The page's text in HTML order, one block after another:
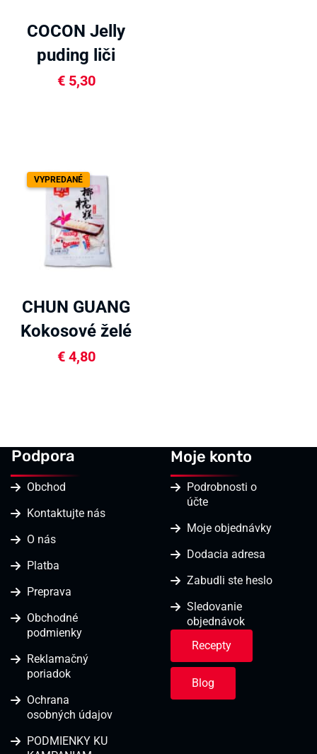
COCON Jelly
puding liči
480g
€5,30
VYPREDANÉ
CHUN GUANG
Kokosové želé
200g
€4,80
Podpora
Obchod
Kontaktujte nás
O nás
Platba
Preprava
Obchodné
podmienky
Reklamačný
poriadok
Ochrana
osobných údajov
PODMIENKY KU
Moje konto
Podrobnosti o
účte
Moje objednávky
Dodacia adresa
Zabudli ste heslo
Sledovanie
objednávok
Recepty
Blog